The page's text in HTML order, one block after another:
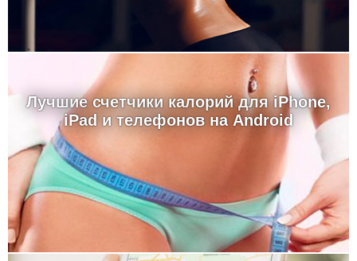
Лучшие счетчики калорий для iPhone,
iPad и телефонов на Android